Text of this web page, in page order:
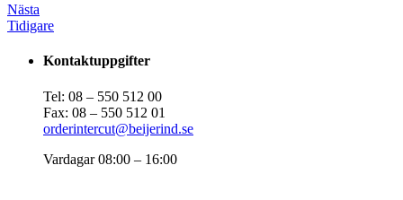
Nästa
Tidigare
Kontaktuppgifter
Tel: 08 – 550 512 00
Fax: 08 – 550 512 01
orderintercut@beijerind.se
Vardagar 08:00 – 16:00